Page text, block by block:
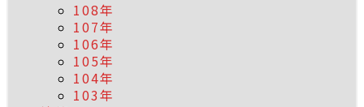
108年
107年
106年
105年
104年
103年